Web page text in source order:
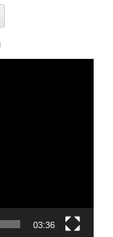
03:36